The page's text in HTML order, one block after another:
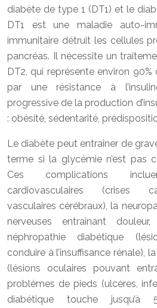
diabète de type 1 (DT1) et le
DT1 est une maladie auto-
immunitaire détruit les cellules
pancréas. Il nécessite un
DT2, qui représente environ
par une résistance à
progressive de la production
: obésité, sédentarité,
Le diabète peut entraîner de
terme si la glycémie n’est pas
Ces complications
cardiovasculaires (crises
vasculaires cérébraux), la
nerveuses entraînant
néphropathie diabétique
conduire à l’insuffisance rénale),
(lésions oculaires pouvant
problèmes de pieds (ulcères,
diabétique touche jusqu’à